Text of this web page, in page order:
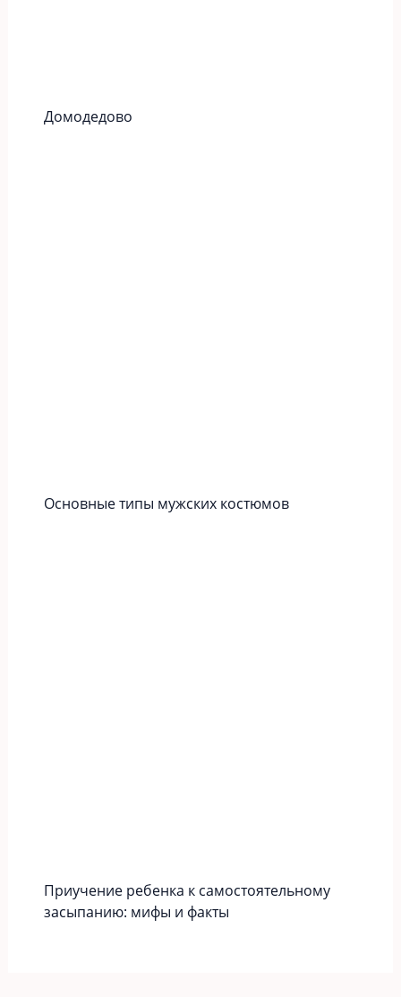
Домодедово
Основные типы мужских костюмов
Приучение ребенка к самостоятельному
засыпанию: мифы и факты